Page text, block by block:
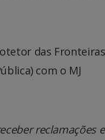
das
com o MJ
reclamações e